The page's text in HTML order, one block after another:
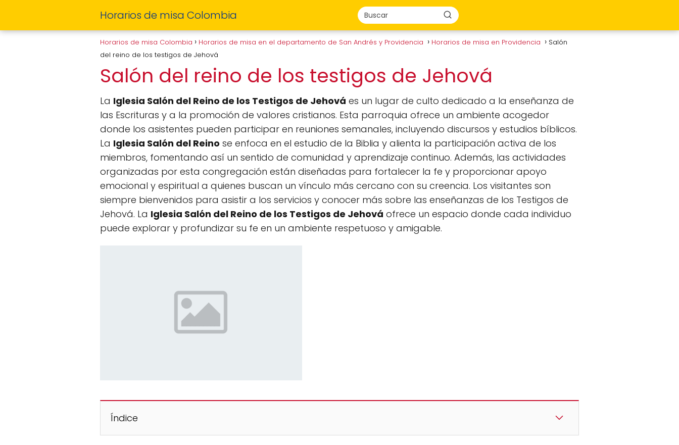
Horarios de misa Colombia
Horarios de misa Colombia Horarios de misa en el departamento de San Andrés y Providencia Horarios de misa en Providencia
Salón
del reino de los testigos de Jehová
Salón del reino de los testigos de Jehová
La Iglesia Salón del Reino de los Testigos de Jehová es un lugar de culto dedicado a la enseñanza de
las Escrituras y a la promoción de valores cristianos. Esta parroquia ofrece un ambiente acogedor
donde los asistentes pueden participar en reuniones semanales, incluyendo discursos y estudios bíblicos.
La Iglesia Salón del Reino se enfoca en el estudio de la Biblia y alienta la participación activa de los
miembros, fomentando así un sentido de comunidad y aprendizaje continuo. Además, las actividades
organizadas por esta congregación están diseñadas para fortalecer la fe y proporcionar apoyo
emocional y espiritual a quienes buscan un vínculo más cercano con su creencia. Los visitantes son
siempre bienvenidos para asistir a los servicios y conocer más sobre las enseñanzas de los Testigos de
Jehová. La Iglesia Salón del Reino de los Testigos de Jehová ofrece un espacio donde cada individuo
puede explorar y profundizar su fe en un ambiente respetuoso y amigable.
Índice